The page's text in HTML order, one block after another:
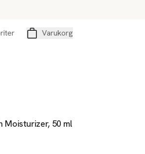
Varukorg
Moisturizer, 50 ml